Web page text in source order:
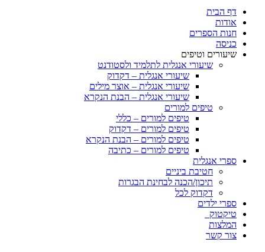
דף הבית
אודות
חנות הספרים
כניסה
שיעורים וטיפים
שיעורי אנגלית לתלמיד ולסטודנט
שיעורי אנגלית – דקדוק
שיעורי אנגלית – אוצר מילים
שיעורי אנגלית – הבנת הנקרא
טיפים למורים
טיפים למורים – כללי
טיפים למורים – דקדוק
טיפים למורים – הבנת הנקרא
טיפים למורים – כתיבה
ספרי אנגלית
חטיבת ביניים
תיכון/הכנה לבחינת הבגרות
דקדוק לכל
ספרי ילדים
טיקטוק
המלצות
צור קשר